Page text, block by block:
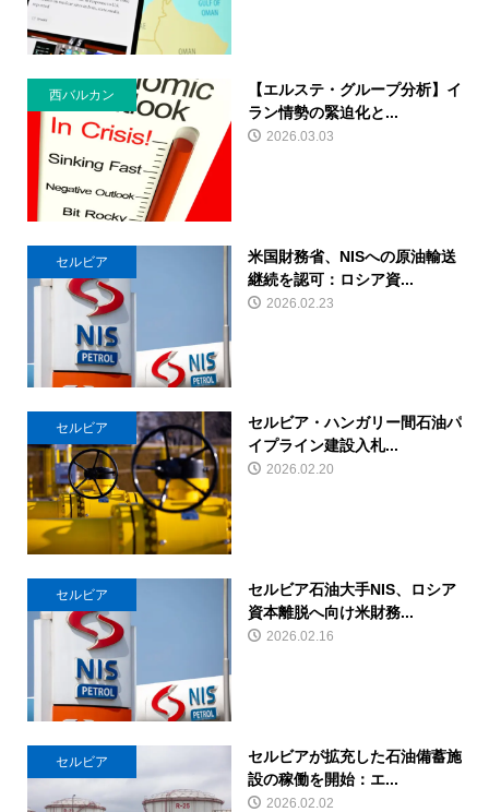
西バルカン
【エルステ・グループ分析】イ
ラン情勢の緊迫化と...
2026.03.03
セルビア
米国財務省、NISへの原油輸送
継続を認可：ロシア資...
2026.02.23
セルビア
セルビア・ハンガリー間石油パ
イプライン建設入札...
2026.02.20
セルビア
セルビア石油大手NIS、ロシア
資本離脱へ向け米財務...
2026.02.16
セルビア
セルビアが拡充した石油備蓄施
設の稼働を開始：エ...
2026.02.02